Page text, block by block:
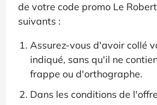
de votre code promo Le
suivants :
Assurez-vous d'avoir collé
indiqué, sans qu'il ne
frappe ou d'orthographe.
Dans les conditions de